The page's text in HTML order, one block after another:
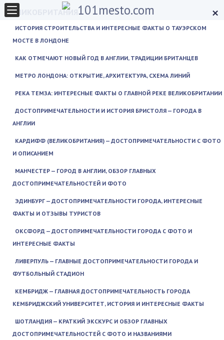
×
ВЕЛИКОБРИТАНИЯ
ИСТОРИЯ СТРОИТЕЛЬСТВА И ИНТЕРЕСНЫЕ ФАКТЫ О ТАУЭРСКОМ
МОСТЕ В ЛОНДОНЕ
КАК ОТМЕЧАЮТ НОВЫЙ ГОД В АНГЛИИ, ТРАДИЦИИ БРИТАНЦЕВ
МЕТРО ЛОНДОНА: ОТКРЫТИЕ, АРХИТЕКТУРА, СХЕМА ЛИНИЙ
РЕКА ТЕМЗА: ИНТЕРЕСНЫЕ ФАКТЫ О ГЛАВНОЙ РЕКЕ ВЕЛИКОБРИТАНИИ
ДОСТОПРИМЕЧАТЕЛЬНОСТИ И ИСТОРИЯ БРИСТОЛЯ — ГОРОДА В
АНГЛИИ
КАРДИФФ (ВЕЛИКОБРИТАНИЯ) — ДОСТОПРИМЕЧАТЕЛЬНОСТИ С ФОТО
И ОПИСАНИЕМ
МАНЧЕСТЕР — ГОРОД В АНГЛИИ, ОБЗОР ГЛАВНЫХ
ДОСТОПРИМЕЧАТЕЛЬНОСТЕЙ И ФОТО
ЭДИНБУРГ — ДОСТОПРИМЕЧАТЕЛЬНОСТИ ГОРОДА, ИНТЕРЕСНЫЕ
ФАКТЫ И ОТЗЫВЫ ТУРИСТОВ
ОКСФОРД — ДОСТОПРИМЕЧАТЕЛЬНОСТИ ГОРОДА С ФОТО И
ИНТЕРЕСНЫЕ ФАКТЫ
ЛИВЕРПУЛЬ — ГЛАВНЫЕ ДОСТОПРИМЕЧАТЕЛЬНОСТИ ГОРОДА И
ФУТБОЛЬНЫЙ СТАДИОН
КЕМБРИДЖ — ГЛАВНАЯ ДОСТОПРИМЕЧАТЕЛЬНОСТЬ ГОРОДА
КЕМБРИДЖСКИЙ УНИВЕРСИТЕТ, ИСТОРИЯ И ИНТЕРЕСНЫЕ ФАКТЫ
ШОТЛАНДИЯ — КРАТКИЙ ЭКСКУРС И ОБЗОР ГЛАВНЫХ
ДОСТОПРИМЕЧАТЕЛЬНОСТЕЙ С ФОТО И НАЗВАНИЯМИ